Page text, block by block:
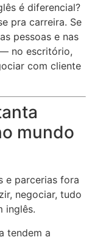
é diferencial?
pra carreira. Se
pessoas e nas
no escritório,
com cliente
mundo
e parcerias fora
negociar, tudo
inglês.
tendem a